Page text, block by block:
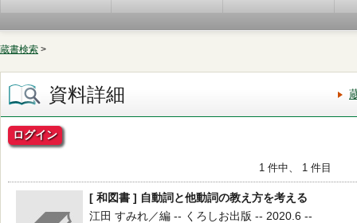
蔵書検索 >
資料詳細
ログイン
1 件中、 1 件目
[ 和図書 ] 自動詞と他動詞の教え方を考える
江田 すみれ／編 -- くろしお出版 -- 2020.6 --